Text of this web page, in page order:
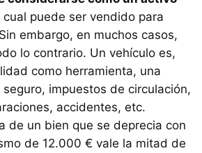
cual puede ser vendido para
embargo, en muchos casos,
lo contrario. Un vehículo es,
como herramienta, una
impuestos de circulación,
accidentes, etc.
de un bien que se deprecia con
de 12.000 € vale la mitad de